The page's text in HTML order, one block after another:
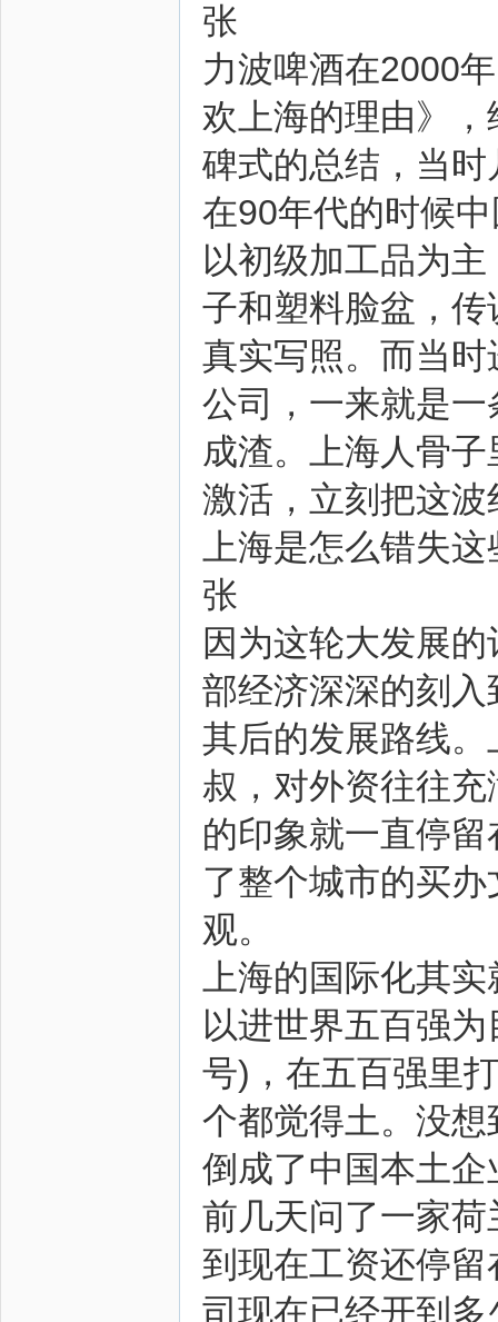
张
力波啤酒在2000
欢上海的理由》
碑式的总结，当
在90年代的时候
以初级加工品为
子和塑料脸盆，
真实写照。而当
公司，一来就是
成渣。上海人骨
激活，立刻把这
上海是怎么错失
张
因为这轮大发展
部经济深深的刻
其后的发展路线
叔，对外资往往
的印象就一直停
了整个城市的买
观。
上海的国际化其
以进世界五百强
号)，在五百强里
个都觉得土。没
倒成了中国本土企
前几天问了一家
到现在工资还停
司现在已经开到